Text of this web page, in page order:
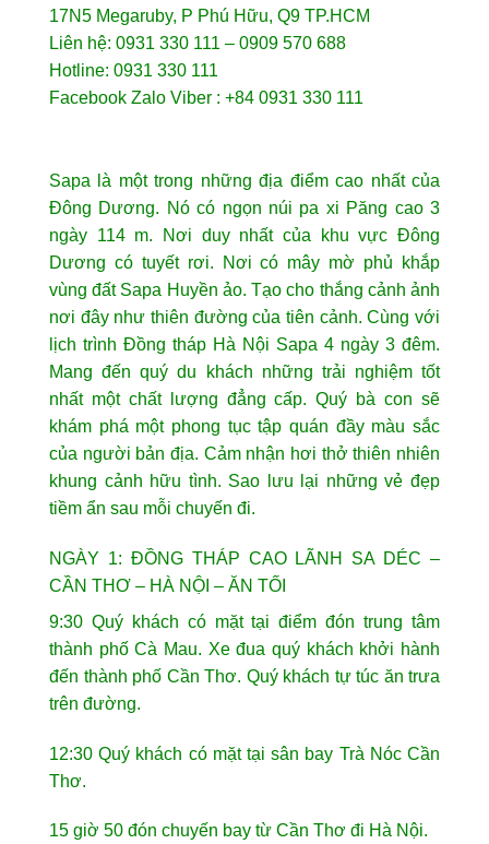
17N5 Megaruby, P Phú Hữu, Q9 TP.HCM
Liên hệ: 0931 330 111 – 0909 570 688
Hotline: 0931 330 111
Facebook Zalo Viber : +84 0931 330 111
Sapa là một trong những địa điểm cao nhất của
Đông Dương. Nó có ngọn núi pa xi Păng cao 3
ngày 114 m. Nơi duy nhất của khu vực Đông
Dương có tuyết rơi. Nơi có mây mờ phủ khắp
vùng đất Sapa Huyền ảo. Tạo cho thắng cảnh ảnh
nơi đây như thiên đường của tiên cảnh. Cùng với
lịch trình Đồng tháp Hà Nội Sapa 4 ngày 3 đêm.
Mang đến quý du khách những trải nghiệm tốt
nhất một chất lượng đẳng cấp. Quý bà con sẽ
khám phá một phong tục tập quán đầy màu sắc
của người bản địa. Cảm nhận hơi thở thiên nhiên
khung cảnh hữu tình. Sao lưu lại những vẻ đẹp
tiềm ẩn sau mỗi chuyến đi.
NGÀY 1: ĐỒNG THÁP CAO LÃNH SA DÉC –
CẦN THƠ – HÀ NỘI – ĂN TỐI
9:30 Quý khách có mặt tại điểm đón trung tâm
thành phố Cà Mau. Xe đua quý khách khởi hành
đến thành phố Cần Thơ. Quý khách tự túc ăn trưa
trên đường.
12:30 Quý khách có mặt tại sân bay Trà Nóc Cần
Thơ.
15 giờ 50 đón chuyến bay từ Cần Thơ đi Hà Nội.